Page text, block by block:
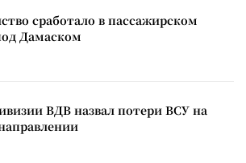
сработало в пассажирском
Дамаском
ВДВ назвал потери ВСУ на